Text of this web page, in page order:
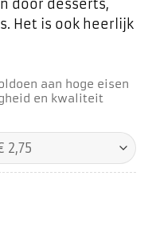
door desserts,
Het is ook heerlijk
aan hoge eisen
en kwaliteit